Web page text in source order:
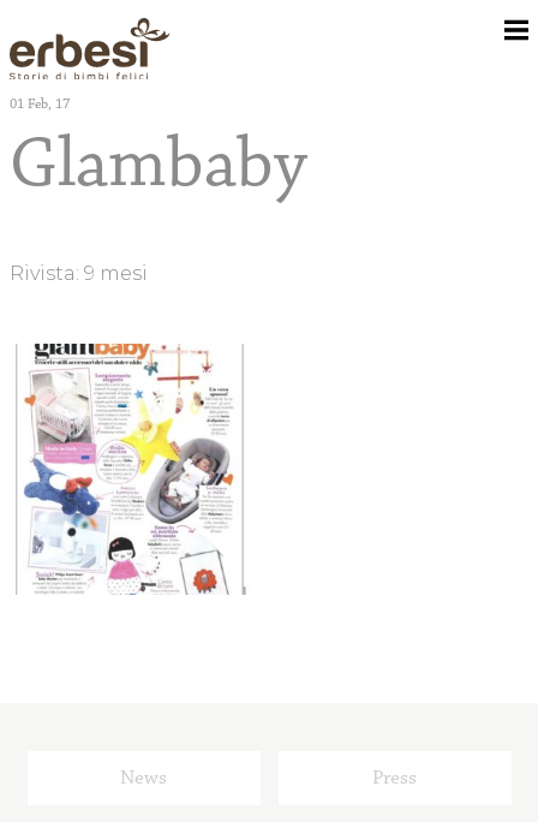
01 Feb, 17
Glambaby
Rivista: 9 mesi
News Press